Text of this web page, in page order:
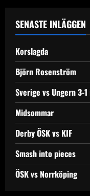
SENASTE INLÄGGEN
Korslagda
Björn Rosenström
Sverige vs Ungern 3-
Midsommar
Derby ÖSK vs KIF
Smash into pieces
ÖSK vs Norrköping